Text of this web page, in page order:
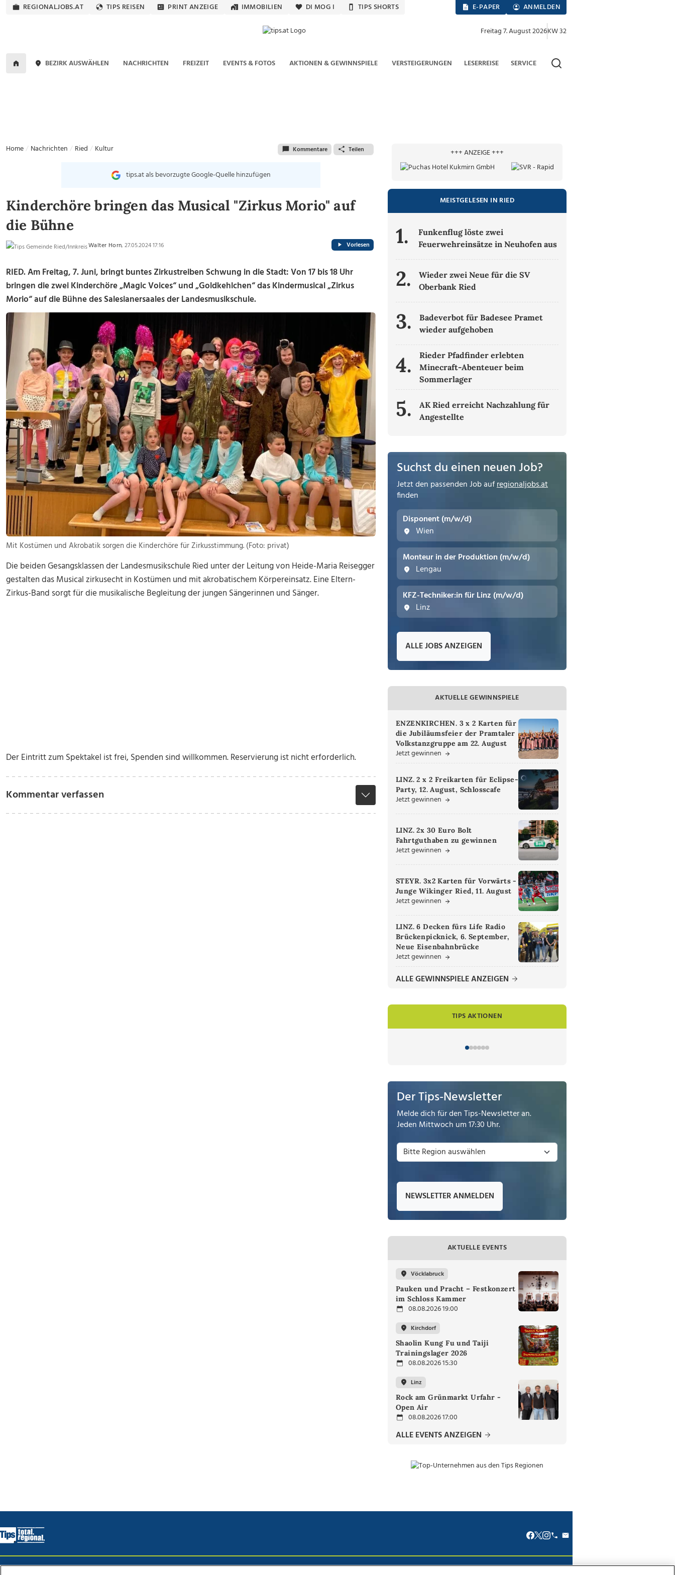
REGIONALJOBS.AT TIPS REISEN PRINT ANZEIGE IMMOBILIEN DI MOG I TIPS SHORTS E-PAPER ANMELDEN
Freitag 7. August 2026KW 32
BEZIRK AUSWÄHLEN NACHRICHTEN FREIZEIT EVENTS & FOTOS AKTIONEN & GEWINNSPIELE VERSTEIGERUNGEN LESERREISE SERVICE
Home Nachrichten Ried Kultur Kommentare Teilen
tips.at als bevorzugte Google-Quelle hinzufügen
Kinderchöre bringen das Musical "Zirkus Morio" auf
die Bühne
Walter Horn, 27.05.2024 17:16 Vorlesen
RIED. Am Freitag, 7. Juni, bringt buntes Zirkustreiben Schwung in die Stadt: Von 17 bis 18 Uhr
bringen die zwei Kinderchöre „Magic Voices“ und „Goldkehlchen“ das Kindermusical „Zirkus
Morio“ auf die Bühne des Salesianersaales der Landesmusikschule.
Mit Kostümen und Akrobatik sorgen die Kinderchöre für Zirkusstimmung. (Foto: privat)
Die beiden Gesangsklassen der Landesmusikschule Ried unter der Leitung von Heide-Maria Reisegger
gestalten das Musical zirkusecht in Kostümen und mit akrobatischem Körpereinsatz. Eine Eltern-
Zirkus-Band sorgt für die musikalische Begleitung der jungen Sängerinnen und Sänger.
Der Eintritt zum Spektakel ist frei, Spenden sind willkommen. Reservierung ist nicht erforderlich.
Kommentar verfassen
+++ ANZEIGE +++
MEISTGELESEN IN RIED
1.
Funkenflug löste zwei
Feuerwehreinsätze in Neuhofen aus
2.
Wieder zwei Neue für die SV
Oberbank Ried
3.
Badeverbot für Badesee Pramet
wieder aufgehoben
4.
Rieder Pfadfinder erlebten
Minecraft-Abenteuer beim
Sommerlager
5.
AK Ried erreicht Nachzahlung für
Angestellte
Suchst du einen neuen Job?
Jetzt den passenden Job aufregionaljobs.at
finden
Disponent (m/w/d)
Wien
Monteur in der Produktion (m/w/d)
Lengau
KFZ-Techniker:in für Linz (m/w/d)
Linz
ALLE JOBS ANZEIGEN
AKTUELLE GEWINNSPIELE
ENZENKIRCHEN. 3 x 2 Karten für
die Jubiläumsfeier der Pramtaler
Volkstanzgruppe am 22. August
Jetzt gewinnen
LINZ. 2 x 2 Freikarten für Eclipse-
Party, 12. August, Schlosscafe
Jetzt gewinnen
LINZ. 2x 30 Euro Bolt
Fahrtguthaben zu gewinnen
Jetzt gewinnen
STEYR. 3x2 Karten für Vorwärts -
Junge Wikinger Ried, 11. August
Jetzt gewinnen
LINZ. 6 Decken fürs Life Radio
Brückenpicknick, 6. September,
Neue Eisenbahnbrücke
Jetzt gewinnen
ALLE GEWINNSPIELE ANZEIGEN
TIPS AKTIONEN
Der Tips-Newsletter
Melde dich für den Tips-Newsletter an.
Jeden Mittwoch um 17:30 Uhr.
NEWSLETTER ANMELDEN
AKTUELLE EVENTS
Vöcklabruck
Pauken und Pracht – Festkonzert
im Schloss Kammer
08.08.2026 19:00
Kirchdorf
Shaolin Kung Fu und Taiji
Trainingslager 2026
08.08.2026 15:30
Linz
Rock am Grünmarkt Urfahr -
Open Air
08.08.2026 17:00
ALLE EVENTS ANZEIGEN